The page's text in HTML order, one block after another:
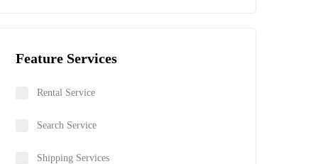
Feature Services
Rental Service
Search Service
Shipping Services